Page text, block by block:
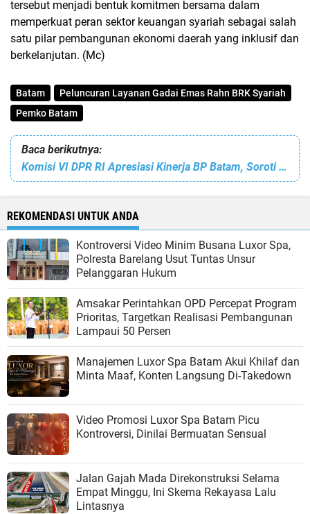
tersebut menjadi bentuk komitmen bersama dalam
memperkuat peran sektor keuangan syariah sebagai salah
satu pilar pembangunan ekonomi daerah yang inklusif dan
berkelanjutan. (Mc)
Batam
Peluncuran Layanan Gadai Emas Rahn BRK Syariah
Pemko Batam
Baca berikutnya:
Komisi VI DPR RI Apresiasi Kinerja BP Batam, Soroti Optimalisasi PNBP dan Pertumbuhan Investasi
REKOMENDASI UNTUK ANDA
Kontroversi Video Minim Busana Luxor Spa,
Polresta Barelang Usut Tuntas Unsur
Pelanggaran Hukum
Amsakar Perintahkan OPD Percepat Program
Prioritas, Targetkan Realisasi Pembangunan
Lampaui 50 Persen
Manajemen Luxor Spa Batam Akui Khilaf dan
Minta Maaf, Konten Langsung Di-Takedown
Video Promosi Luxor Spa Batam Picu
Kontroversi, Dinilai Bermuatan Sensual
Jalan Gajah Mada Direkonstruksi Selama
Empat Minggu, Ini Skema Rekayasa Lalu
Lintasnya